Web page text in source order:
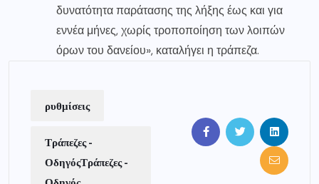
δυνατότητα παράτασης της λήξης έως και για
εννέα μήνες, χωρίς τροποποίηση των λοιπών
όρων του δανείου», καταλήγει η τράπεζα.
ρυθμίσεις
Τράπεζες -
ΟδηγόςΤράπεζες -